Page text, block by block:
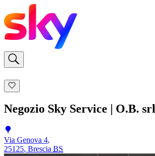
Negozio Sky Service | O.B. srl
Via Genova 4,
25125, Brescia BS